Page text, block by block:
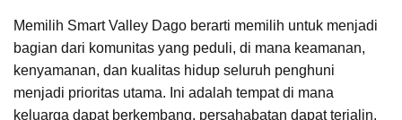
Memilih Smart Valley Dago berarti memilih untuk menjadi
bagian dari komunitas yang peduli, di mana keamanan,
kenyamanan, dan kualitas hidup seluruh penghuni
menjadi prioritas utama. Ini adalah tempat di mana
keluarga dapat berkembang, persahabatan dapat terjalin,